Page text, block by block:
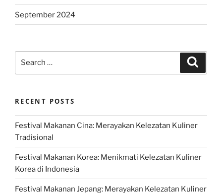
September 2024
RECENT POSTS
Festival Makanan Cina: Merayakan Kelezatan Kuliner
Tradisional
Festival Makanan Korea: Menikmati Kelezatan Kuliner
Korea di Indonesia
Festival Makanan Jepang: Merayakan Kelezatan Kuliner